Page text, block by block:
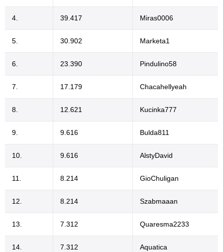
4. 39.417 Miras0006
5. 30.902 Marketa1
6. 23.390 Pindulino58
7. 17.179 Chacahellyeah
8. 12.621 Kucinka777
9. 9.616 Bulda811
10. 9.616 AlstyDavid
11. 8.214 GioChuligan
12. 8.214 Szabmaaan
13. 7.312 Quaresma2233
14. 7.312 Aquatica